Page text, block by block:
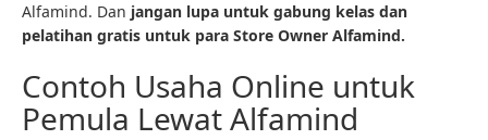
Alfamind. Dan jangan lupa untuk gabung kelas dan
pelatihan gratis untuk para Store Owner Alfamind.
Contoh Usaha Online untuk
Pemula Lewat Alfamind